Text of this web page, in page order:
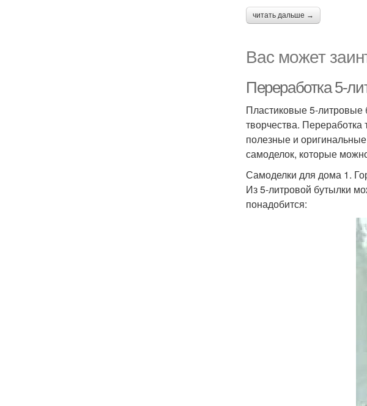
читать дальше →
Вас может
Переработка 5-
Пластиковые 5-литровые
творчества. Переработка
полезные и
самоделок, которые
Самоделки для дома 1.
Из 5-литровой бутылки
понадобится: